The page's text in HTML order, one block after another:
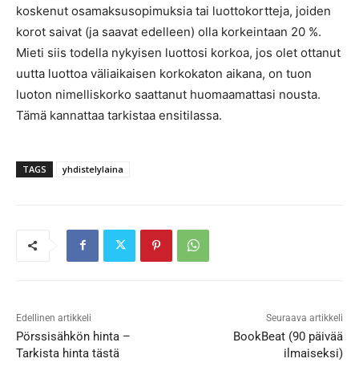
koskenut osamaksusopimuksia tai luottokortteja, joiden
korot saivat (ja saavat edelleen) olla korkeintaan 20 %.
Mieti siis todella nykyisen luottosi korkoa, jos olet ottanut
uutta luottoa väliaikaisen korkokaton aikana, on tuon
luoton nimelliskorko saattanut huomaamattasi nousta.
Tämä kannattaa tarkistaa ensitilassa.
TAGS yhdistelylaina
Edellinen artikkeli
Pörssisähkön hinta –
Tarkista hinta tästä
Seuraava artikkeli
BookBeat (90 päivää
ilmaiseksi)